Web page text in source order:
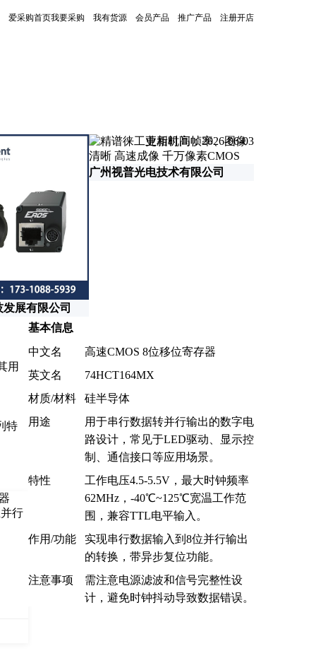
爱采购首页我要采购 我有货源 会员产品 推广产品 注册开店
更新时间：2026-06-03
展有限公司
广州视普光电技术有限公司
用
特
基本信息
中文名
高速CMOS 8位移位寄存器
英文名
74HCT164MX
材质/材料
硅半导体
用途
用于串行数据转并行输出的数字电
路设计，常见于LED驱动、显示控
制、通信接口等应用场景。
特性
工作电压4.5-5.5V，最大时钟频率
62MHz，-40℃~125℃宽温工作范
围，兼容TTL电平输入。
作用/功能
实现串行数据输入到8位并行输出
的转换，带异步复位功能。
注意事项
需注意电源滤波和信号完整性设
计，避免时钟抖动导致数据错误。